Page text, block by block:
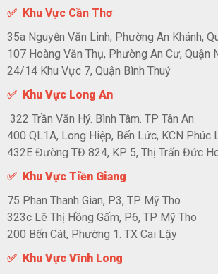
✅ Khu Vực Cần Thơ
35a Nguyễn Văn Linh, Phường An Khánh,
107 Hoàng Văn Thụ, Phường An Cư, Quận
24/14 Khu Vực 7, Quận Bình Thuỷ
✅ Khu Vực Long An
322 Trần Văn Hý. Bình Tâm. TP Tân An
400 QL1A, Long Hiệp, Bến Lức, KCN Phúc
432E Đường TĐ 824, KP 5, Thị Trấn Đức
✅ Khu Vực Tiền Giang
75 Phan Thanh Gian, P3, TP Mỹ Tho
323c Lê Thị Hồng Gấm, P6, TP Mỹ Tho
200 Bến Cát, Phường 1. TX Cai Lậy
✅ Khu Vực Vĩnh Long